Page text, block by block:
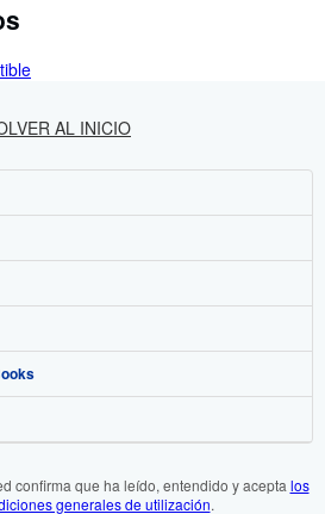
AL INICIO
afiliados
confirma que ha leído, entendido y acepta los
generales de utilización.